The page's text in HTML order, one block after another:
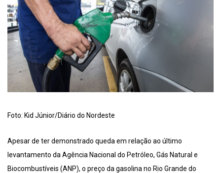
Foto: Kid Júnior/Diário do Nordeste
Apesar de ter demonstrado queda em relação ao último
levantamento da Agência Nacional do Petróleo, Gás Natural e
Biocombustíveis (ANP), o preço da gasolina no Rio Grande do